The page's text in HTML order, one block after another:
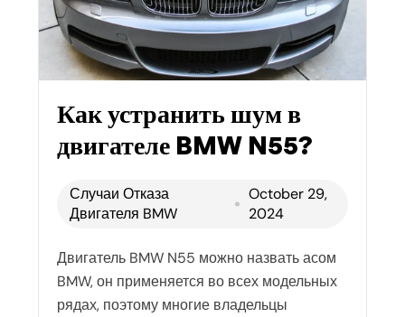
Как устранить шум в
двигателе BMW N55?
Случаи Отказа
Двигателя BMW
October 29,
2024
Двигатель BMW N55 можно назвать асом
BMW, он применяется во всех модельных
рядах, поэтому многие владельцы